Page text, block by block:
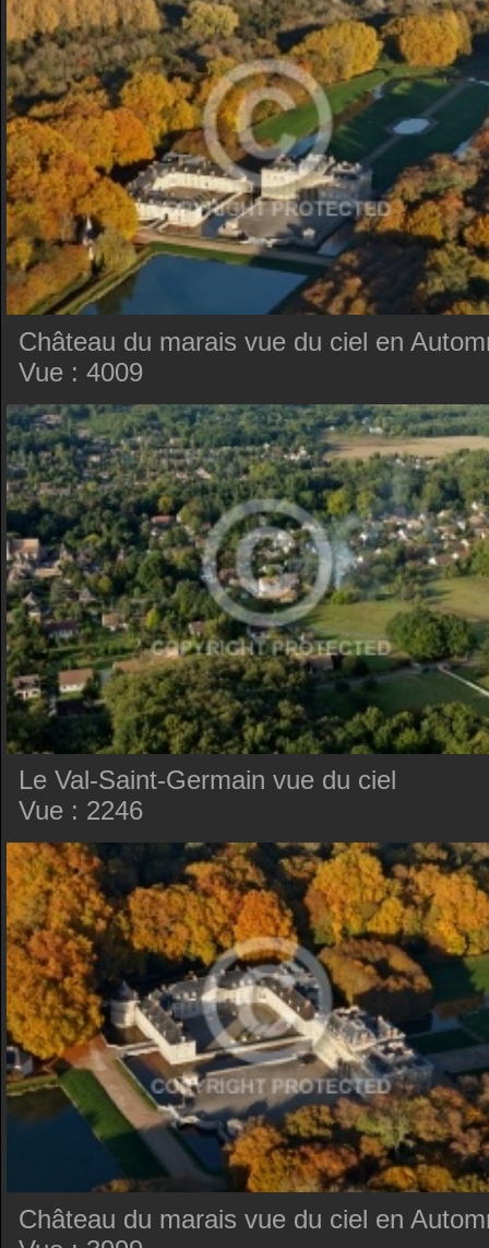
Château du marais vue du ciel en
Vue : 4009
Le Val-Saint-Germain vue du ciel
Vue : 2246
Château du marais vue du ciel en